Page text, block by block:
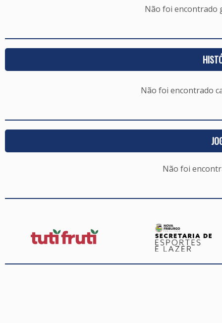
Não foi encontrado
Não foi encontrado
Não foi